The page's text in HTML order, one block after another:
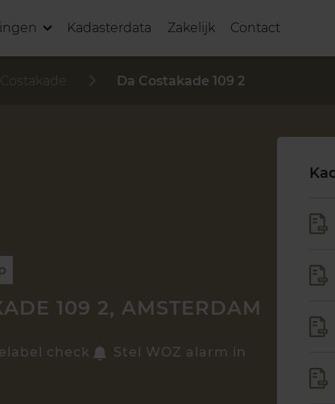
Kadasterdata Zakelijk Contact
Da Costakade 109 2
109 2, AMSTERDAM
check Stel WOZ alarm in